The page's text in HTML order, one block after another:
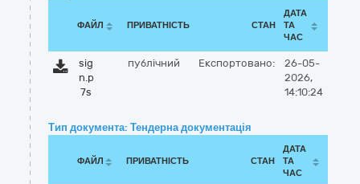
ФАЙЛ ПРИВАТНІСТЬ СТАН
ДАТА
ТА
ЧАС
sig
n.p
7s
публічний Експортовано:
26-05-
2026,
14:10:24
Тип документа: Тендерна документація
ФАЙЛ ПРИВАТНІСТЬ СТАН
ДАТА
ТА
ЧАС